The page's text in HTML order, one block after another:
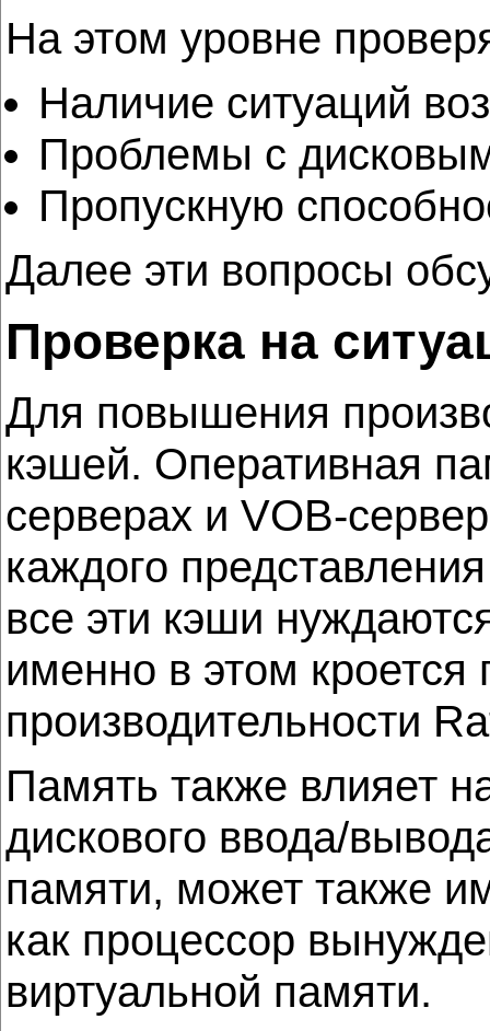
На этом уровне
Наличие ситуаций
Проблемы с
Пропускную
Далее эти вопросы
Проверка на
Для повышения
кэшей. Оперативная
серверах и VOB-
каждого
все эти кэши
именно в этом
производительности
Память также влияет
дискового ввода/
памяти, может также
как процессор
виртуальной памяти.